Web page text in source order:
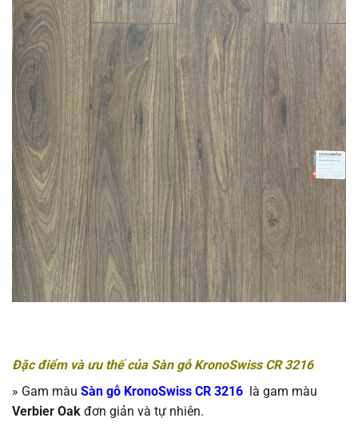
Đặc điểm và ưu thế của Sàn gỗ KronoSwiss CR 3216
» Gam màu Sàn gỗ KronoSwiss CR 3216
là gam màu
Verbier Oak đơn giản và tự nhiên.